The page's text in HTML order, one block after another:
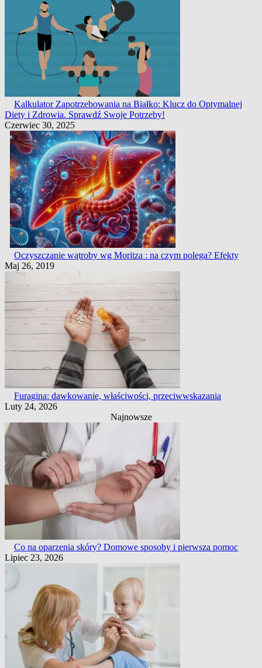
Kalkulator Zapotrzebowania na Białko: Klucz do Optymalnej
Diety i Zdrowia. Sprawdź Swoje Potrzeby!
Czerwiec 30, 2025
Oczyszczanie wątroby wg Moritza : na czym polega? Efekty
Maj 26, 2019
Furagina: dawkowanie, właściwości, przeciwwskazania
Luty 24, 2026
Najnowsze
Co na oparzenia skóry? Domowe sposoby i pierwsza pomoc
Lipiec 23, 2026